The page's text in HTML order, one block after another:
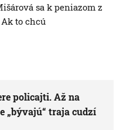
sa k peniazom z
to chcú
policajti. Až na
„bývajú“ traja cudzí